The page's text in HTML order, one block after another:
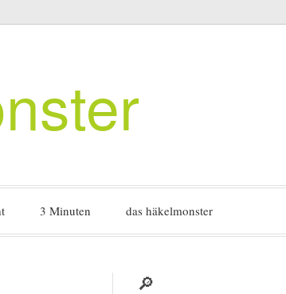
3 Minuten das häkelmonster
🔎